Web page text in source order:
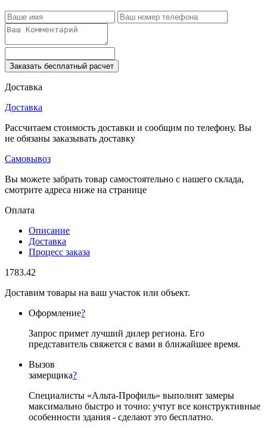
Заказать бесплатный расчет
Доставка
Доставка
Рассчитаем стоимость доставки и сообщим по телефону. Вы
не обязаны заказывать доставку
Самовывоз
Вы можете забрать товар самостоятельно с нашего склада,
смотрите адреса ниже на странице
Оплата
Описание
Доставка
Процесс заказа
1783.42
Доставим товары на ваш участок или объект.
Оформление?
Запрос примет лучший дилер региона. Его
представитель свяжется с вами в ближайшее время.
Вызов
замерщика?
Специалисты «Альта-Профиль» выполнят замеры
максимально быстро и точно: учтут все конструктивные
особенности здания - сделают это бесплатно.